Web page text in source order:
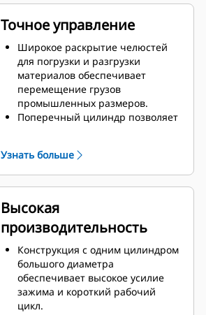
Точное управление
Широкое раскрытие челюстей
для погрузки и разгрузки
материалов обеспечивает
перемещение грузов
промышленных размеров.
Поперечный цилиндр позволяет
общую нагрузку при каждом
перемещении.
Ограничители смыкания для
предотвращения перекрытия
челюстей позволяют
подбирать, сортировать и
размещать материалы
небольших размеров.
Грязь и другие мелкие
Узнать больше
Высокая
производительность
Конструкция с одним цилиндром
большого диаметра
обеспечивает высокое усилие
зажима и короткий рабочий
цикл.